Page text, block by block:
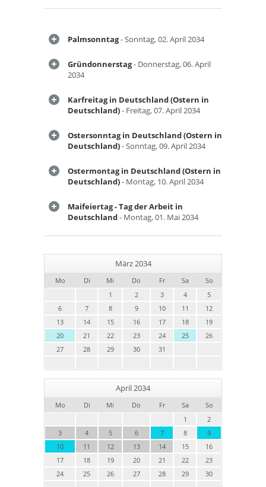
Palmsonntag- Sonntag, 02. April 2034
Gründonnerstag- Donnerstag, 06. April
2034
Karfreitag in Deutschland (Ostern in
Deutschland)- Freitag, 07. April 2034
Ostersonntag in Deutschland (Ostern in
Deutschland)- Sonntag, 09. April 2034
Ostermontag in Deutschland (Ostern in
Deutschland)- Montag, 10. April 2034
Maifeiertag - Tag der Arbeit in
Deutschland- Montag, 01. Mai 2034
März 2034
Mo Di Mi Do Fr Sa
So
1
2 3 4
5
6
7 8 9 10 11
12
13
14 15 16 17 18
19
20
21 22 23 24 25
26
27
28 29 30 31
April 2034
Mo Di Mi Do Fr Sa
So
1
2
3
4 5 6 7 8
9
10
11 12 13 14 15
16
17
18 19 20 21 22
23
24
25 26 27 28 29 30